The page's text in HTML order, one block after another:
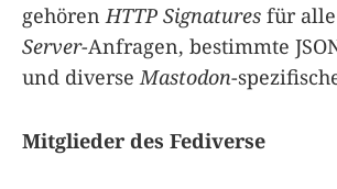
gehören HTTP Signatures für alle
Server-Anfragen, bestimmte
und diverse Mastodon-
Mitglieder des Fediverse